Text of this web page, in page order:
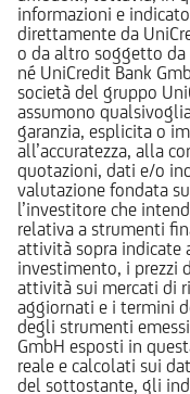
informazioni e
direttamente da
o da altro soggetto
né UniCredit Bank
società del gruppo
assumono
garanzia, esplicita o
all’accuratezza, alla
quotazioni, dati e/o
valutazione fondata
l’investitore che
relativa a strumenti
attività sopra indicate
investimento, i prezzi
attività sui mercati di
aggiornati e i termini
degli strumenti emessi
GmbH esposti in
reale e calcolati sui
del sottostante, gli